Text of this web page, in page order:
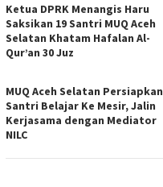
Ketua DPRK Menangis Haru
Saksikan 19 Santri MUQ Aceh
Selatan Khatam Hafalan Al-
Qur’an 30 Juz
MUQ Aceh Selatan Persiapkan
Santri Belajar Ke Mesir, Jalin
Kerjasama dengan Mediator
NILC